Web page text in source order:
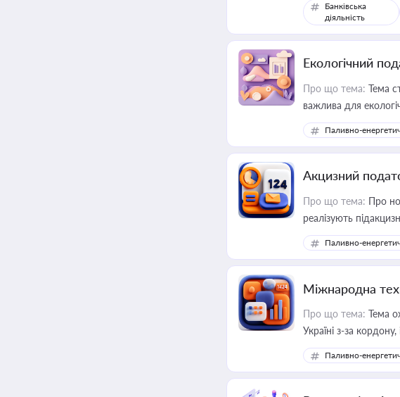
Банківська
діяльність
Екологічний
Про що тема: Тема
важлива для
законодавства
Паливно-
Акцизний
Про що тема: Про
реалізують
Паливно-
Міжнародна
Про що тема: Тема
Україні з-за
інфраструктурних
Паливно-